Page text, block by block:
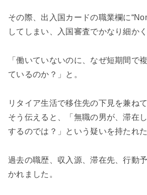
その際、出入国カードの職業欄に
してしまい、入国審査でかなり細か
「働いていないのに、なぜ短期間で
ているのか？」と。
リタイア生活で移住先の下見を兼ね
そう伝えると、「無職の男が、滞在
するのでは？」という疑いを持たれた
過去の職歴、収入源、滞在先、行動
かれました。